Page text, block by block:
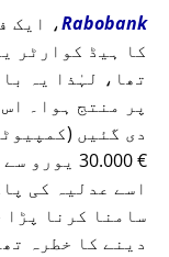
Rabobank
کا ہیڈ کوارٹر
تھا، لہٰذا یہ
پر منتج ہوا۔
دی گئیں
€ 30.000
اسے عدلیہ کی
سامنا کرنا پڑا
دینے کا خطرہ